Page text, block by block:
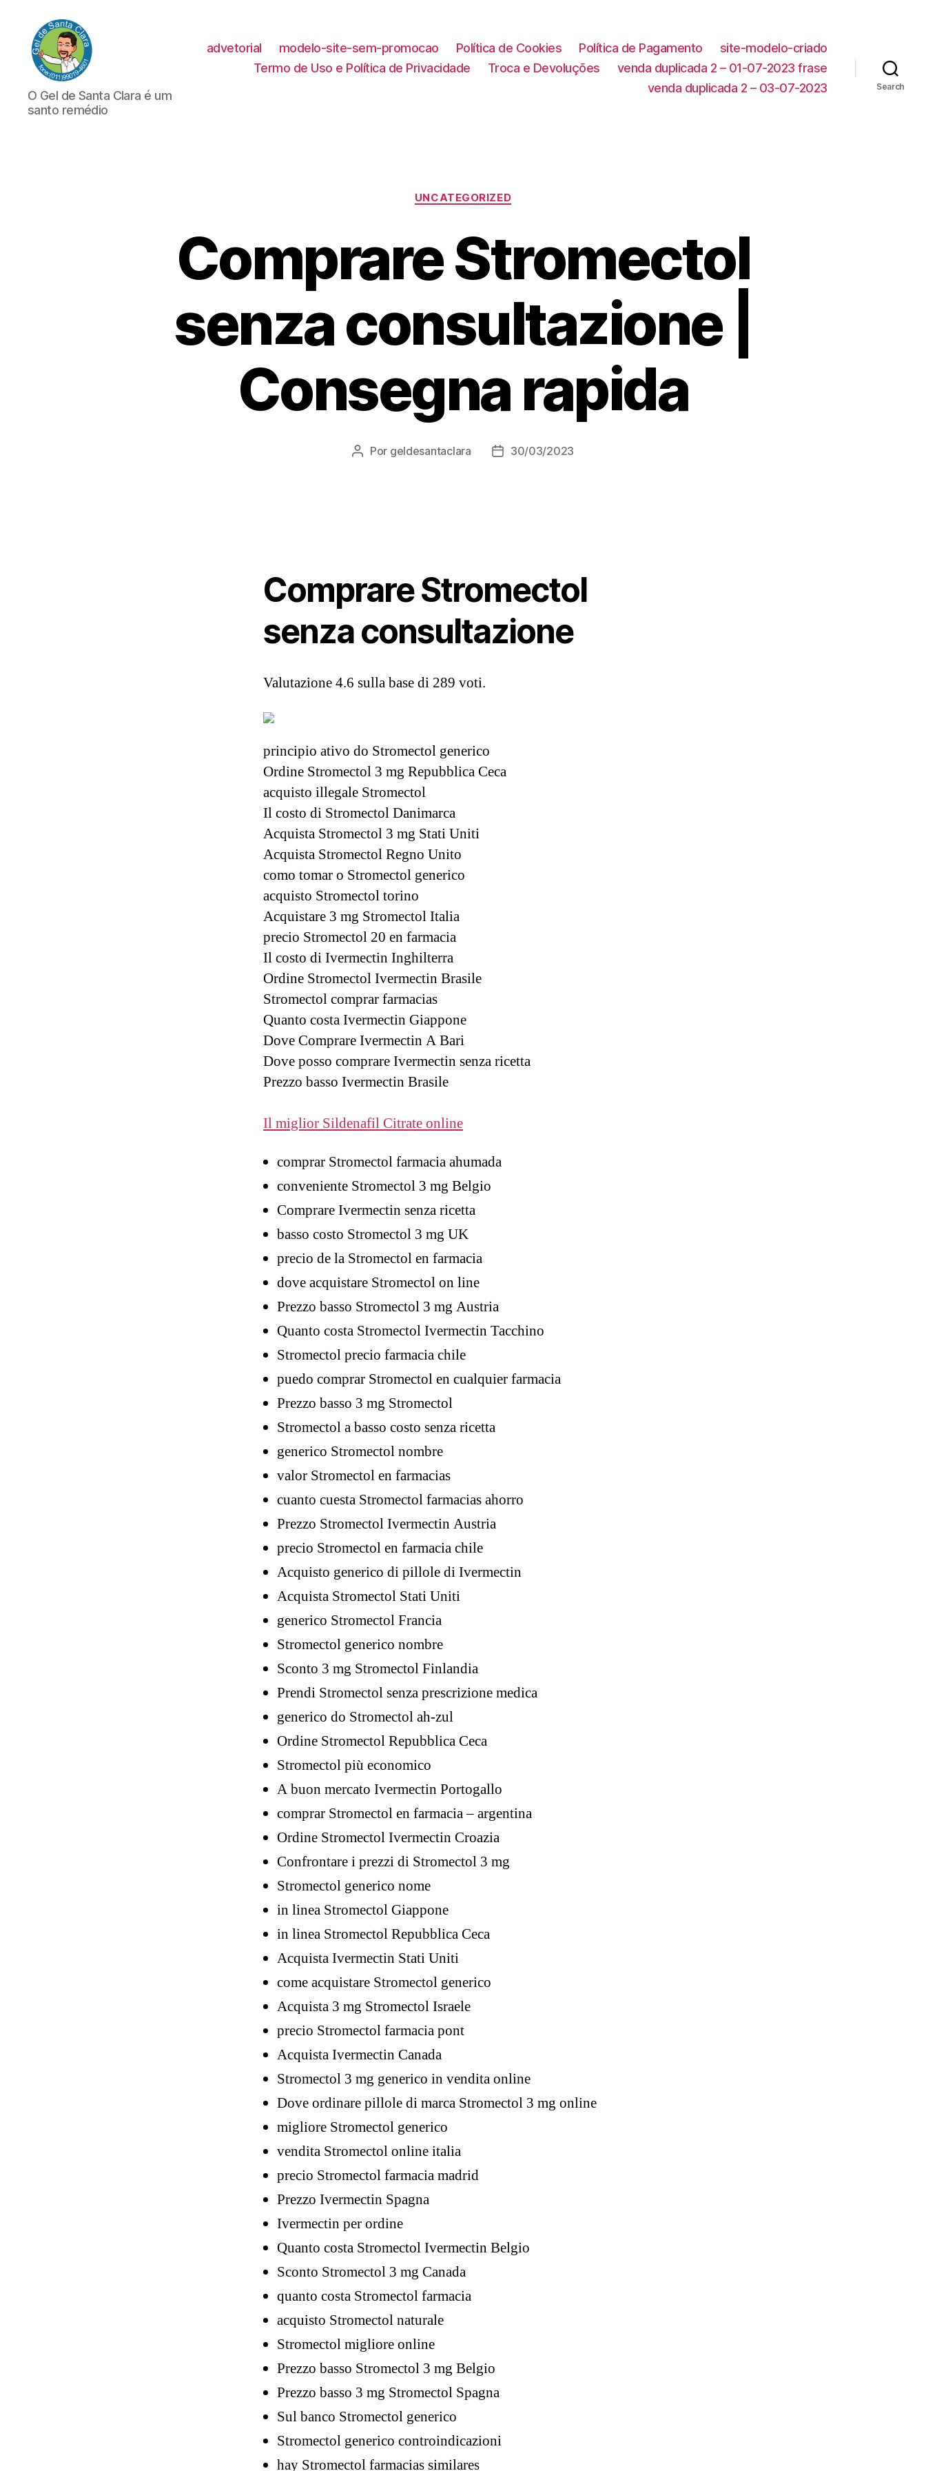
GEL
DE
SANTA
O Gel de Santa Clara é um
santo remédio
advetorial modelo-site-sem-promocao Política de Cookies Política de Pagamento
site-modelo-criado
Termo de Uso e Política de Privacidade
Troca e Devoluções
venda duplicada 2 – 01-07-2023 frase
venda duplicada 2 – 03-07-2023
Search
Categorias
UNCATEGORIZED
Comprare Stromectol
senza consultazione |
Consegna rapida
Autor
Por geldesantaclara
Data30/03/2023
Comprare Stromectol
senza consultazione
Valutazione4.6 sulla base di 289 voti.
principio ativo do Stromectol generico
Ordine Stromectol 3 mg Repubblica Ceca
acquisto illegale Stromectol
Il costo di Stromectol Danimarca
Acquista Stromectol 3 mg Stati Uniti
Acquista Stromectol Regno Unito
como tomar o Stromectol generico
acquisto Stromectol torino
Acquistare 3 mg Stromectol Italia
precio Stromectol 20 en farmacia
Il costo di Ivermectin Inghilterra
Ordine Stromectol Ivermectin Brasile
Stromectol comprar farmacias
Quanto costa Ivermectin Giappone
Dove Comprare Ivermectin A Bari
Dove posso comprare Ivermectin senza ricetta
Prezzo basso Ivermectin Brasile
Il miglior Sildenafil Citrate online
comprar Stromectol farmacia ahumada
conveniente Stromectol 3 mg Belgio
Comprare Ivermectin senza ricetta
basso costo Stromectol 3 mg UK
precio de la Stromectol en farmacia
dove acquistare Stromectol on line
Prezzo basso Stromectol 3 mg Austria
Quanto costa Stromectol Ivermectin Tacchino
Stromectol precio farmacia chile
puedo comprar Stromectol en cualquier farmacia
Prezzo basso 3 mg Stromectol
Stromectol a basso costo senza ricetta
generico Stromectol nombre
valor Stromectol en farmacias
cuanto cuesta Stromectol farmacias ahorro
Prezzo Stromectol Ivermectin Austria
precio Stromectol en farmacia chile
Acquisto generico di pillole di Ivermectin
Acquista Stromectol Stati Uniti
generico Stromectol Francia
Stromectol generico nombre
Sconto 3 mg Stromectol Finlandia
Prendi Stromectol senza prescrizione medica
generico do Stromectol ah-zul
Ordine Stromectol Repubblica Ceca
Stromectol più economico
A buon mercato Ivermectin Portogallo
comprar Stromectol en farmacia – argentina
Ordine Stromectol Ivermectin Croazia
Confrontare i prezzi di Stromectol 3 mg
Stromectol generico nome
in linea Stromectol Giappone
in linea Stromectol Repubblica Ceca
Acquista Ivermectin Stati Uniti
come acquistare Stromectol generico
Acquista 3 mg Stromectol Israele
precio Stromectol farmacia pont
Acquista Ivermectin Canada
Stromectol 3 mg generico in vendita online
Dove ordinare pillole di marca Stromectol 3 mg online
migliore Stromectol generico
vendita Stromectol online italia
precio Stromectol farmacia madrid
Prezzo Ivermectin Spagna
Ivermectin per ordine
Quanto costa Stromectol Ivermectin Belgio
Sconto Stromectol 3 mg Canada
quanto costa Stromectol farmacia
acquisto Stromectol naturale
Stromectol migliore online
Prezzo basso Stromectol 3 mg Belgio
Prezzo basso 3 mg Stromectol Spagna
Sul banco Stromectol generico
Stromectol generico controindicazioni
hay Stromectol farmacias similares